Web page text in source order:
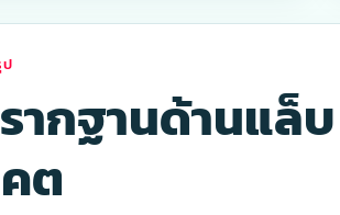
ากฐานด้านแล็
ต